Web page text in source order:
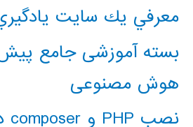
معرفي يك سايت
بسته آموزشی جامع
هوش مصنوعی
نصب PHP و composer در ویندوز 10